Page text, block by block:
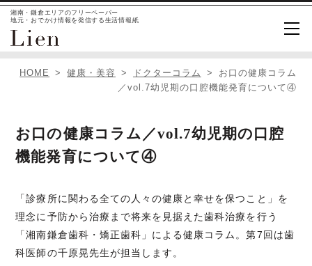
湘南・鎌倉エリアのフリーペーパー
地元・おでかけ情報を発信する生活情報紙
HOME 健康・美容 ドクターコラム
お口の健康コラム
／vol.7幼児期の口腔機能発育について④
お口の健康コラム／vol.7幼児期の口腔
機能発育について④
「診療所に関わる全ての人々の健康と幸せを保つこと」を
理念に予防から治療まで将来を見据えた歯科治療を行う
「湘南鎌倉歯科・矯正歯科」による健康コラム。第7回は歯
科医師の千原晃先生が担当します。